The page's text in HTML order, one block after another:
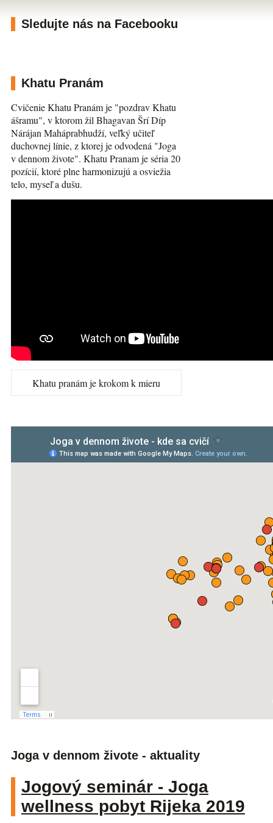
Sledujte nás na Facebooku
Khatu Pranám
Cvičenie Khatu Pranám je "pozdrav Khatu
ášramu", v ktorom žil Bhagavan Šrí Díp
Nárájan Maháprabhudží, veľký učiteľ
duchovnej línie, z ktorej je odvodená "Joga
v dennom živote". Khatu Pranam je séria 20
pozícií, ktoré plne harmonizujú a osviežia
telo, myseľ a dušu.
Khatu pranám je krokom k mieru
Joga v dennom živote - aktuality
Jogový seminár - Joga
wellness pobyt Rijeka 2019